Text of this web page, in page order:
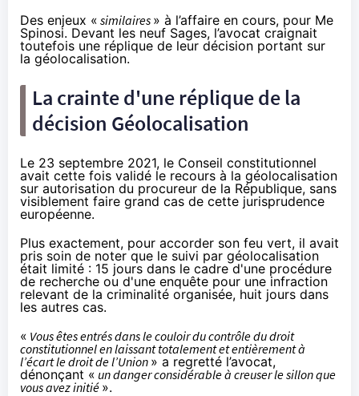
Des enjeux « similaires » à l’affaire en cours, pour Me
Spinosi. Devant les neuf Sages, l’avocat craignait
toutefois une réplique de leur décision portant sur
la géolocalisation.
La crainte d'une réplique de la
décision Géolocalisation
Le 23 septembre 2021, le Conseil constitutionnel
avait cette fois validé le recours à la géolocalisation
sur autorisation du procureur de la République, sans
visiblement faire grand cas de cette jurisprudence
européenne.
Plus exactement, pour accorder son feu vert, il avait
pris soin de noter que le suivi par géolocalisation
était limité : 15 jours dans le cadre d'une procédure
de recherche ou d'une enquête pour une infraction
relevant de la criminalité organisée, huit jours dans
les autres cas.
« Vous êtes entrés dans le couloir du contrôle du droit
constitutionnel en laissant totalement et entièrement à
l’écart le droit de l’Union » a regretté l’avocat,
dénonçant « un danger considérable à creuser le sillon que
vous avez initié ».